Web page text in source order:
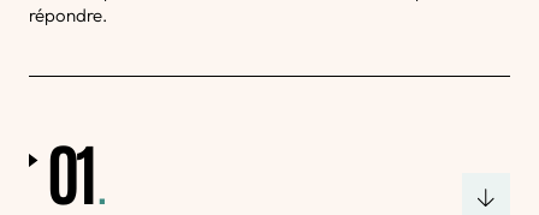
répondre.
01